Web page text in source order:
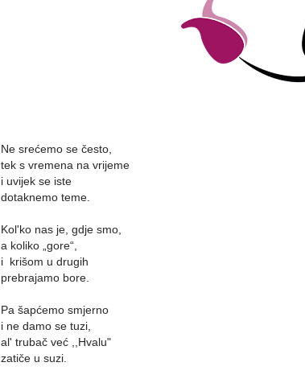
Ne srećemo se često,
tek s vremena na vrijeme
i uvijek se iste
dotaknemo teme.
Kol'ko nas je, gdje smo,
a koliko „gore“,
i krišom u drugih
prebrajamo bore.
Pa šapćemo smjerno
i ne damo se tuzi,
al' trubač već ,,Hvalu"
zatiče u suzi.